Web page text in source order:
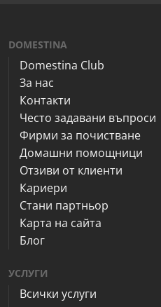
DOMESTINA
Domestina Club
За нас
Контакти
Често задавани въпроси
Фирми за почистване
Домашни помощници
Отзиви от клиенти
Кариери
Стани партньор
Карта на сайта
Блог
УСЛУГИ
Всички услуги